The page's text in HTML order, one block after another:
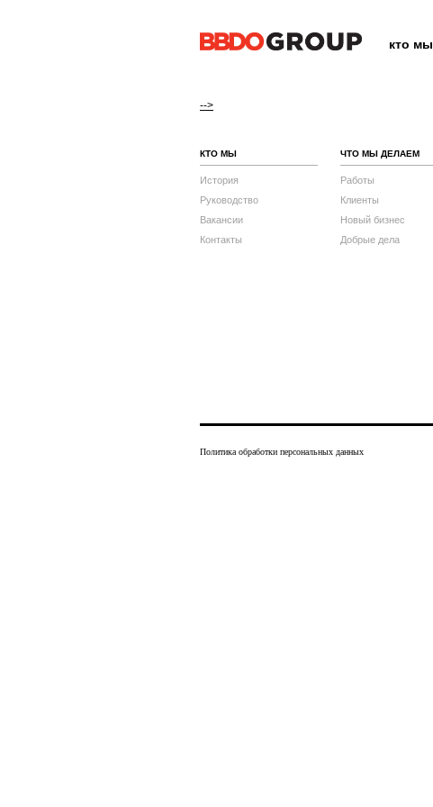
кто мы
-->
КТО МЫ
История
Руководство
Вакансии
Контакты
ЧТО МЫ ДЕЛАЕМ
Работы
Клиенты
Новый бизнес
Добрые дела
Политика обработки персональных данных